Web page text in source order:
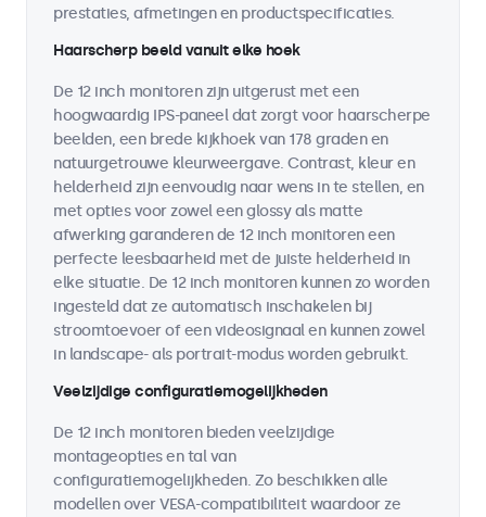
prestaties, afmetingen en productspecificaties.
Haarscherp beeld vanuit elke hoek
De 12 inch monitoren zijn uitgerust met een
hoogwaardig IPS-paneel dat zorgt voor haarscherpe
beelden, een brede kijkhoek van 178 graden en
natuurgetrouwe kleurweergave. Contrast, kleur en
helderheid zijn eenvoudig naar wens in te stellen, en
met opties voor zowel een glossy als matte
afwerking garanderen de 12 inch monitoren een
perfecte leesbaarheid met de juiste helderheid in
elke situatie. De 12 inch monitoren kunnen zo worden
ingesteld dat ze automatisch inschakelen bij
stroomtoevoer of een videosignaal en kunnen zowel
in landscape- als portrait-modus worden gebruikt.
Veelzijdige configuratiemogelijkheden
De 12 inch monitoren bieden veelzijdige
montageopties en tal van
configuratiemogelijkheden. Zo beschikken alle
modellen over VESA-compatibiliteit waardoor ze